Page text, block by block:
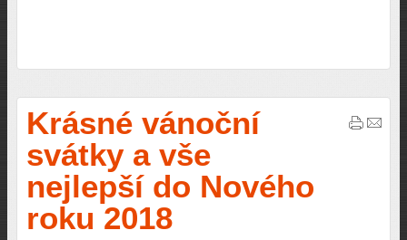
Krásné vánoční
svátky a vše
nejlepší do Nového
roku 2018